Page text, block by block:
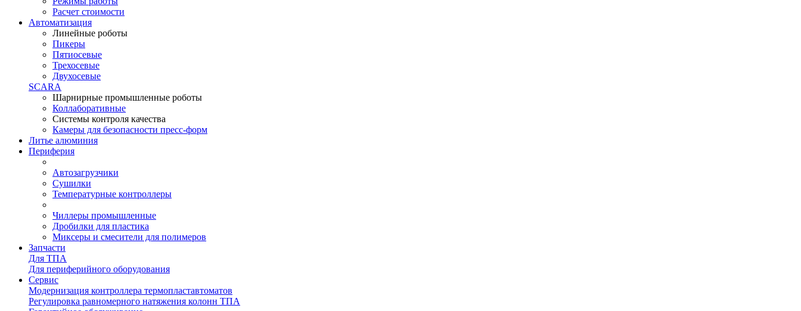
Расчет стоимости
Автоматизация
Линейные роботы
Пикеры
Пятиосевые
Трехосевые
Двухосевые
SCARA
Шарнирные промышленные роботы
Коллаборативные
Системы контроля качества
Камеры для безопасности пресс-форм
Литье алюминия
Периферия
Автозагрузчики
Сушилки
Температурные контроллеры
Чиллеры промышленные
Дробилки для пластика
Миксеры и смесители для полимеров
Запчасти
Для ТПА
Для периферийного оборудования
Сервис
Модернизация контроллера термопластавтоматов
Регулировка равномерного натяжения колонн ТПА